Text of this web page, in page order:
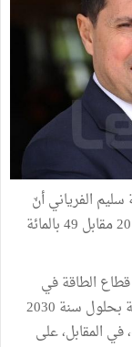
الفرياني أنّ
العجز الطاقي لتونس بلغ 52 بالمائة خلال سنة 2018 مقابل 49 بالمائة
الطاقة في
تونس، أن هذا العجز يمكن ان يرتفع إلى 73 بالمائة بحلول سنة 2030
المقابل، على